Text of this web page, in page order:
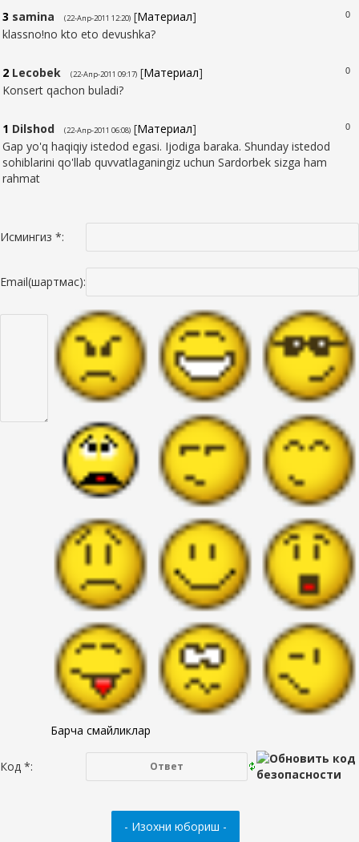
0
3 samina (22-Апр-2011 12:20) [Материал]
klassno!no kto eto devushka?
0
2 Lecobek (22-Апр-2011 09:17) [Материал]
Konsert qachon buladi?
0
1 Dilshod (22-Апр-2011 06:08) [Материал]
Gap yo'q haqiqiy istedod egasi. Ijodiga baraka. Shunday istedod
sohiblarini qo'llab quvvatlaganingiz uchun Sardorbek sizga ham
rahmat
Исмингиз *:
Email(шартмас):
Барча смайликлар
Код *: